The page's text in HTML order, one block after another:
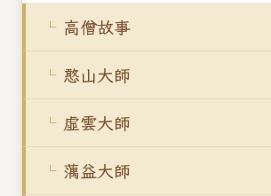
高僧故事
憨山大師
虛雲大師
蕅益大師